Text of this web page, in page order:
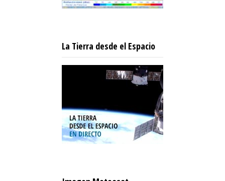
La Tierra desde el Espacio